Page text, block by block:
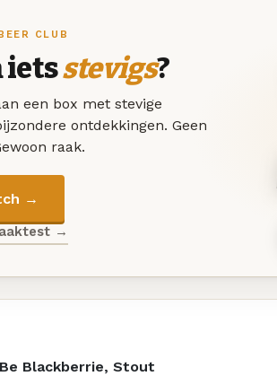
CLUB
ietsstevigs?
een box met stevige
ontdekkingen. Geen
raak.
→
→
Blackberrie, Stout